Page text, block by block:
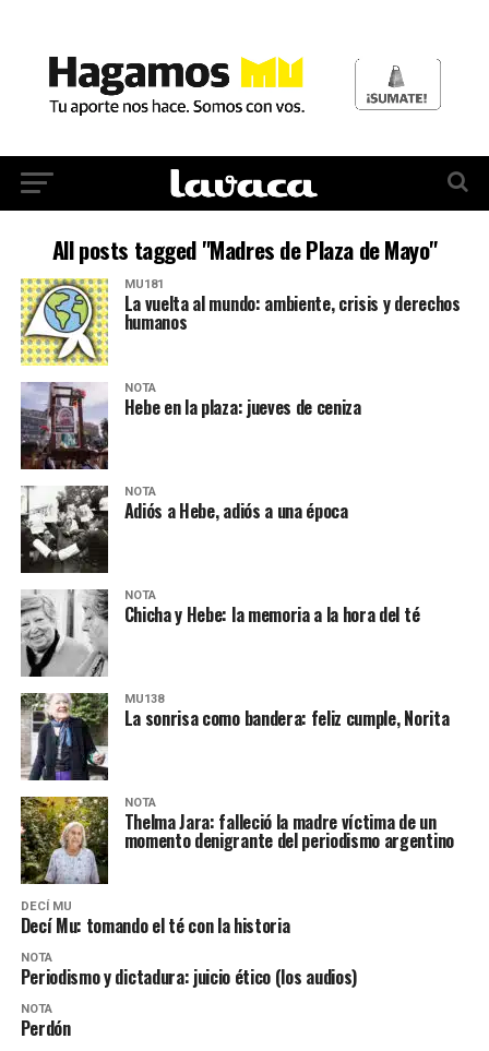
All posts tagged "Madres de Plaza de Mayo"
MU181
La vuelta al mundo: ambiente, crisis y derechos
humanos
NOTA
Hebe en la plaza: jueves de ceniza
NOTA
Adiós a Hebe, adiós a una época
NOTA
Chicha y Hebe: la memoria a la hora del té
MU138
La sonrisa como bandera: feliz cumple, Norita
NOTA
Thelma Jara: falleció la madre víctima de un
momento denigrante del periodismo argentino
DECÍ MU
Decí Mu: tomando el té con la historia
NOTA
Periodismo y dictadura: juicio ético (los audios)
NOTA
Perdón